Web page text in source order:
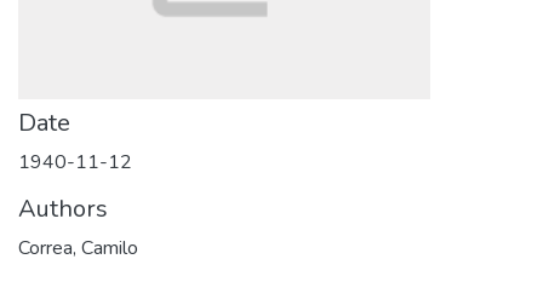
Date
1940-11-12
Authors
Correa, Camilo